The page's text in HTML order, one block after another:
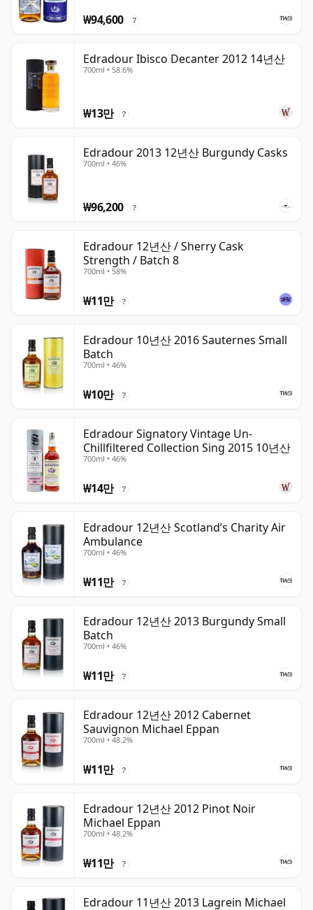
₩94,600 ?
Edradour Ibisco Decanter 2012 14년산
700ml • 58.6%
₩13만 ?
Edradour 2013 12년산 Burgundy Casks
700ml • 46%
₩96,200 ?
Edradour 12년산 / Sherry Cask
Strength / Batch 8
700ml • 58%
₩11만 ?
Edradour 10년산 2016 Sauternes Small
Batch
700ml • 46%
₩10만 ?
Edradour Signatory Vintage Un-
Chillfiltered Collection Sing 2015 10년산
700ml • 46%
₩14만 ?
Edradour 12년산 Scotland’s Charity Air
Ambulance
700ml • 46%
₩11만 ?
Edradour 12년산 2013 Burgundy Small
Batch
700ml • 46%
₩11만 ?
Edradour 12년산 2012 Cabernet
Sauvignon Michael Eppan
700ml • 48.2%
₩11만 ?
Edradour 12년산 2012 Pinot Noir
Michael Eppan
700ml • 48.2%
₩11만 ?
Edradour 11년산 2013 Lagrein Michael